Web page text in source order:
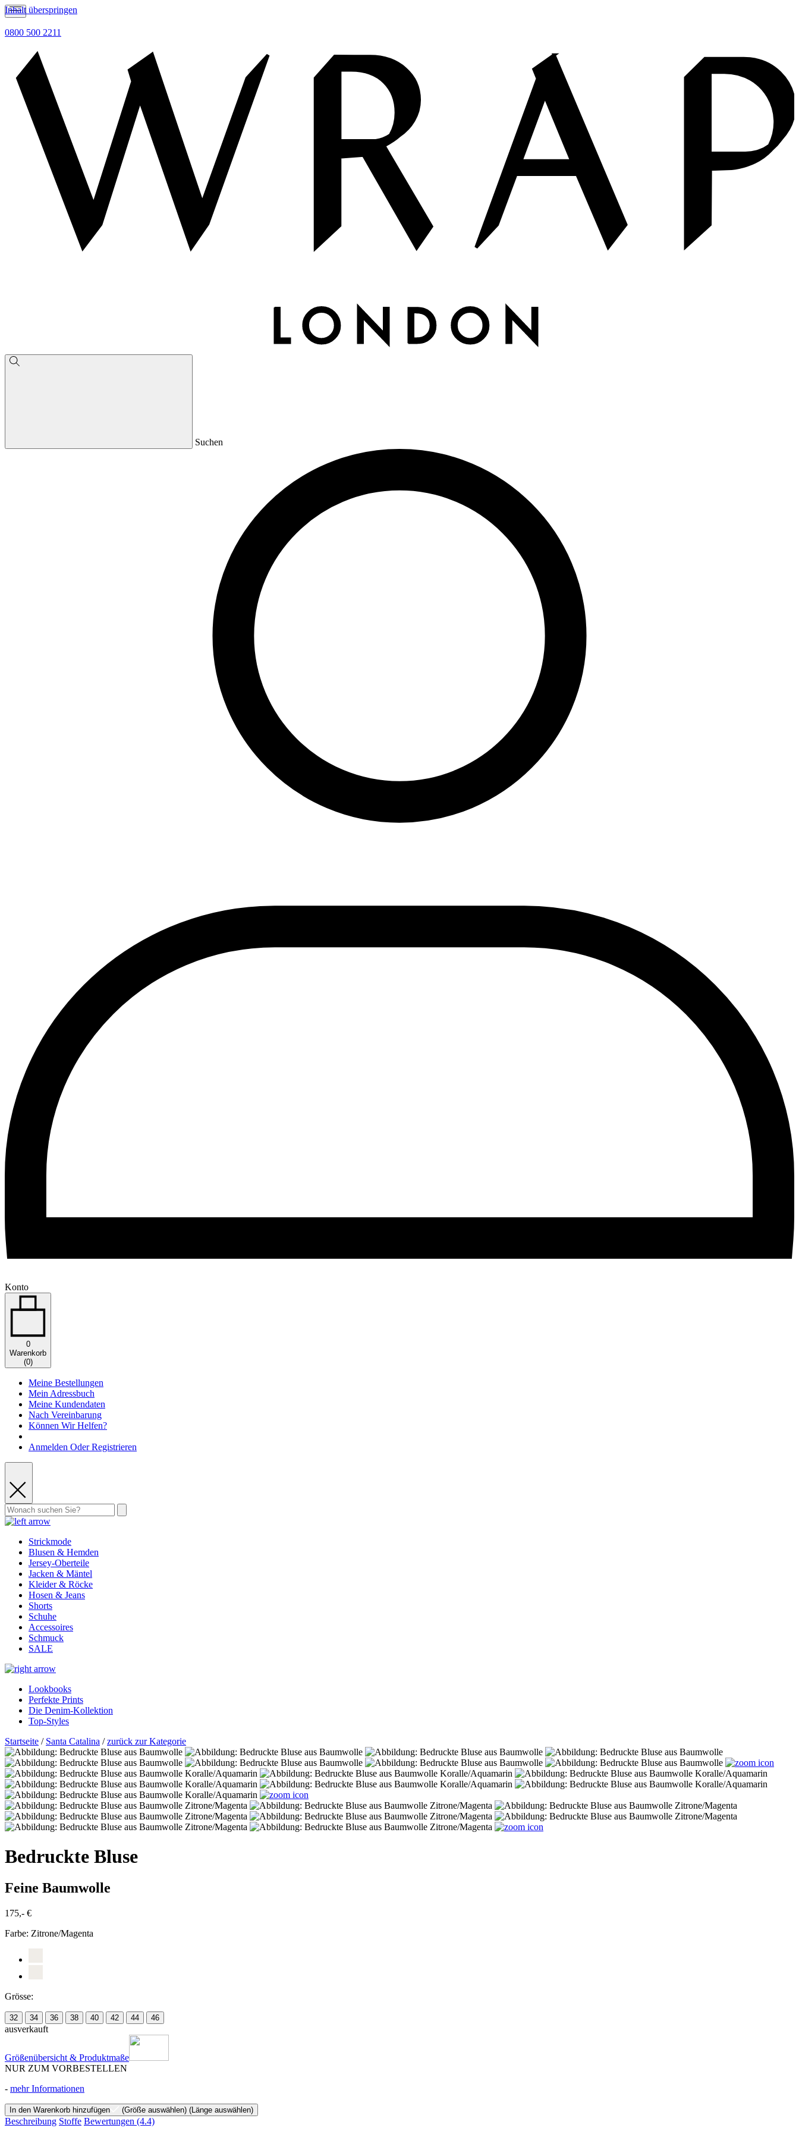
Inhalt überspringen
0800 500 2211
Suchen
Konto
0
Warenkorb
(0)
Meine Bestellungen
Mein Adressbuch
Meine Kundendaten
Nach Vereinbarung
Können Wir Helfen?
Anmelden Oder Registrieren
Strickmode
Blusen & Hemden
Jersey-Oberteile
Jacken & Mäntel
Kleider & Röcke
Hosen & Jeans
Shorts
Schuhe
Accessoires
Schmuck
SALE
Lookbooks
Perfekte Prints
Die Denim-Kollektion
Top-Styles
Startseite / Santa Catalina /zurück zur Kategorie
Bedruckte Bluse
Feine Baumwolle
175,- €
Farbe: Zitrone/Magenta
Grösse:
32 34 36 38 40 42 44 46
ausverkauft
Größenübersicht & Produktmaße
NUR ZUM VORBESTELLEN
- mehr Informationen
In den Warenkorb hinzufügen (Größe auswählen) (Länge auswählen)
Beschreibung Stoffe Bewertungen (4.4)